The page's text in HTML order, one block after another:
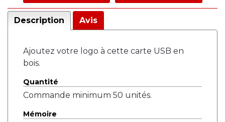
Description Avis
Ajoutez votre logo à cette carte USB en
bois.
Quantité
Commande minimum 50 unités.
Mémoire